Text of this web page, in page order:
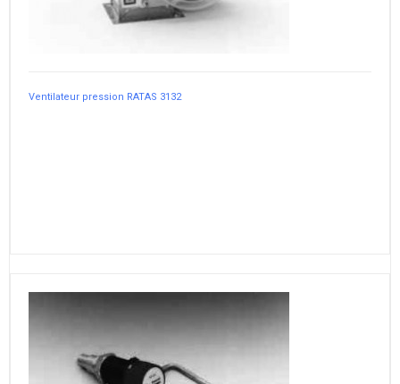
Ventilateur pression RATAS 3132